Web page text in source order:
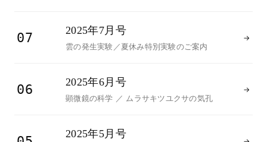
07 2025年7月号
雲の発生実験／夏休み特別実験のご案内
→
06 2025年6月号
顕微鏡の科学 ／ ムラサキツユクサの気孔
→
2025年5月号